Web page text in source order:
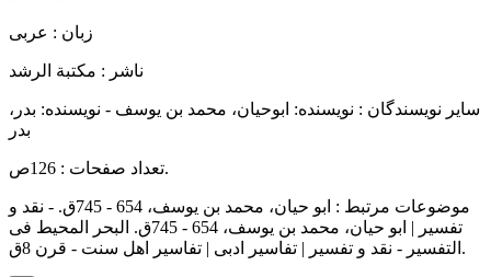
زبان : عربی
ناشر : مکتبة الرشد
سایر نویسندگان : نویسنده: ابوحیان، محمد بن یوسف - نویسنده: بدر،
بدر
تعداد صفحات : 126ص.
موضوعات مرتبط :
ابو حیان، محمد بن یوسف، 654 - 745ق. - نقد و
تفسیر | ابو حیان، محمد بن یوسف، 654 - 745ق. البحر المحیط فی
التفسیر - نقد و تفسیر | تفاسیر ادبی | تفاسیر اهل سنت - قرن 8ق.